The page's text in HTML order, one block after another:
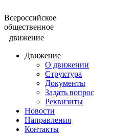
Всероссийское
общественное
движение
Движение
О движении
Структура
Документы
Задать вопрос
Реквизиты
Новости
Направления
Контакты